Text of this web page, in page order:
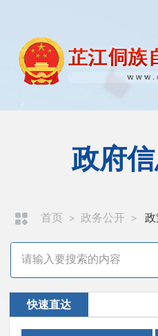
政府
首页 > 政务公开 > 政
快速直达